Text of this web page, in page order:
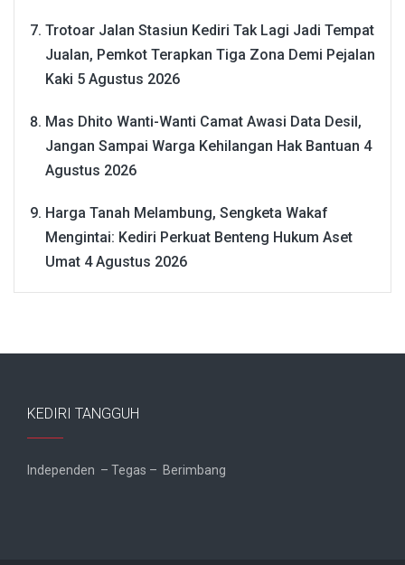
Trotoar Jalan Stasiun Kediri Tak Lagi Jadi Tempat
Jualan, Pemkot Terapkan Tiga Zona Demi Pejalan
Kaki 5 Agustus 2026
Mas Dhito Wanti-Wanti Camat Awasi Data Desil,
Jangan Sampai Warga Kehilangan Hak Bantuan 4
Agustus 2026
Harga Tanah Melambung, Sengketa Wakaf
Mengintai: Kediri Perkuat Benteng Hukum Aset
Umat 4 Agustus 2026
KEDIRI TANGGUH
Independen – Tegas – Berimbang